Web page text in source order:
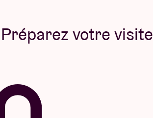
Préparez votre visite